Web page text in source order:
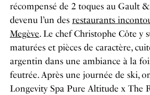
récompensé de 2 toques au Gault
devenu l’un des restaurants
Megève. Le chef Christophe Côte y
maturées et pièces de caractère,
argentin dans une ambiance à la
feutrée. Après une journée de ski,
Longevity Spa Pure Altitude x The